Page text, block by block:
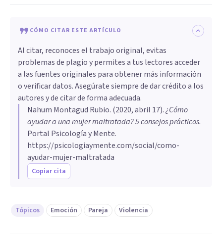
CÓMO CITAR ESTE ARTÍCULO
Al citar, reconoces el trabajo original, evitas
problemas de plagio y permites a tus lectores acceder
a las fuentes originales para obtener más información
o verificar datos. Asegúrate siempre de dar crédito a los
autores y de citar de forma adecuada.
Nahum Montagud Rubio. (2020, abril 17).¿Cómo
ayudar a una mujer maltratada? 5 consejos prácticos.
Portal Psicología y Mente.
https://psicologiaymente.com/social/como-
ayudar-mujer-maltratada
Copiar cita
Tópicos Emoción Pareja Violencia